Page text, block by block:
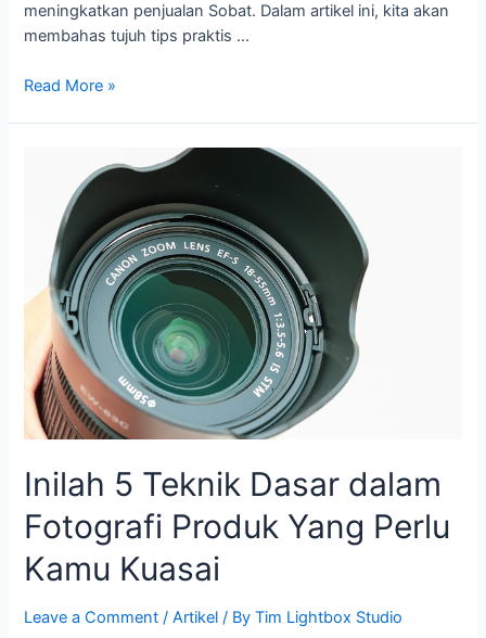
meningkatkan penjualan Sobat. Dalam artikel ini, kita akan
membahas tujuh tips praktis …
Read More »
Inilah 5 Teknik Dasar dalam
Fotografi Produk Yang Perlu
Kamu Kuasai
Leave a Comment /Artikel / ByTim Lightbox Studio
Teknik
Dasar
dalam
Fotografi
Produk
Yang
Perlu
Kamu
Kuasai